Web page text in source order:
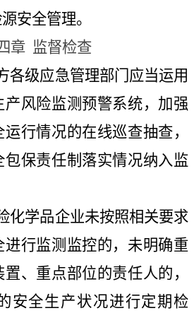
安全管理。
章 监督检查
各级应急管理部门应当运用
风险监测预警系统，加强
行情况的在线巡查抽查，
包保责任制落实情况纳入监
化学品企业未按照相关要求
进行监测监控的，未明确重
、重点部位的责任人的，
安全生产状况进行定期检